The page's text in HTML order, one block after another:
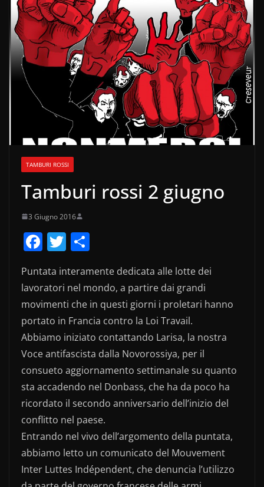
TAMBURI ROSSI
Tamburi rossi 2 giugno
3 Giugno 2016
F
a
c
e
b
o
o
k
T
w
itt
er
n
di
vi
di
Puntata interamente dedicata alle lotte dei
lavoratori nel mondo, a partire dai grandi
movimenti che in questi giorni i proletari hanno
portato in Francia contro la Loi Travail.
Abbiamo iniziato contattando Larisa, la nostra
Voce antifascista dalla Novorossiya, per il
consueto aggiornamento settimanale su quanto
sta accadendo nel Donbass, che ha da poco ha
ricordato il secondo anniversario dell’inizio del
conflitto nel paese.
Entrando nel vivo dell’argomento della puntata,
abbiamo letto un comunicato del Mouvement
Inter Luttes Indépendent, che denuncia l’utilizzo